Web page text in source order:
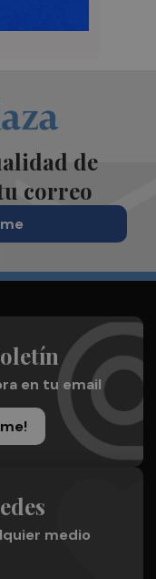
de
correo
en tu email
medio